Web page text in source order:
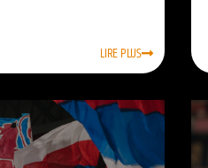
LIRE PLUS